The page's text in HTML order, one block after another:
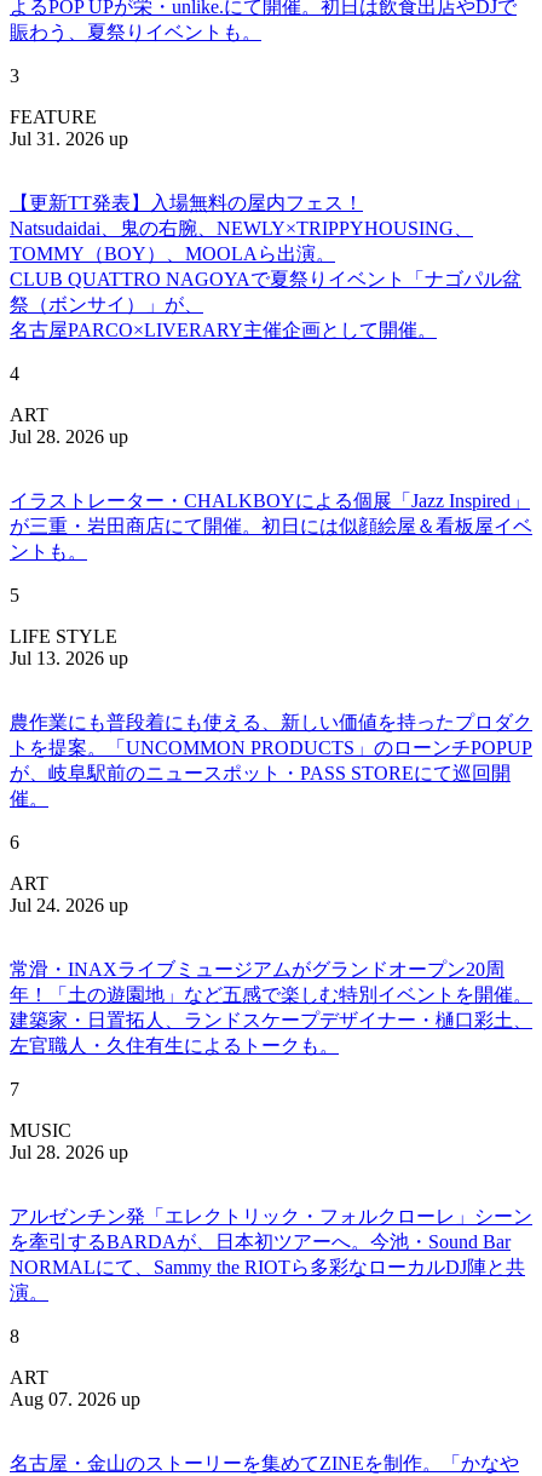
よるPOP UPが栄・unlike.にて開催。初日は飲食出店やDJで
賑わう、夏祭りイベントも。
3
FEATURE
Jul 31. 2026 up
【更新TT発表】入場無料の屋内フェス！
Natsudaidai、鬼の右腕、NEWLY×TRIPPYHOUSING、
TOMMY（BOY）、MOOLAら出演。
CLUB QUATTRO NAGOYAで夏祭りイベント「ナゴパル盆
祭（ボンサイ）」が、
名古屋PARCO×LIVERARY主催企画として開催。
4
ART
Jul 28. 2026 up
イラストレーター・CHALKBOYによる個展「Jazz Inspired」
が三重・岩田商店にて開催。初日には似顔絵屋＆看板屋イベ
ントも。
5
LIFE STYLE
Jul 13. 2026 up
農作業にも普段着にも使える、新しい価値を持ったプロダク
トを提案。「UNCOMMON PRODUCTS」のローンチPOPUP
が、岐阜駅前のニュースポット・PASS STOREにて巡回開
催。
6
ART
Jul 24. 2026 up
常滑・INAXライブミュージアムがグランドオープン20周
年！「土の遊園地」など五感で楽しむ特別イベントを開催。
建築家・日置拓人、ランドスケープデザイナー・樋口彩土、
左官職人・久住有生によるトークも。
7
MUSIC
Jul 28. 2026 up
アルゼンチン発「エレクトリック・フォルクローレ」シーン
を牽引するBARDAが、日本初ツアーへ。今池・Sound Bar
NORMALにて、Sammy the RIOTら多彩なローカルDJ陣と共
演。
8
ART
Aug 07. 2026 up
名古屋・金山のストーリーを集めてZINEを制作。「かなや